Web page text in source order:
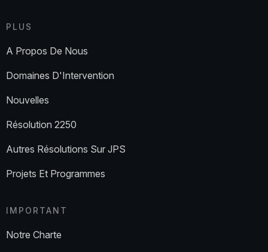
PLUS
A Propos De Nous
Domaines D'Intervention
Nouvelles
Résolution 2250
Autres Résolutions Sur JPS
Projets Et Programmes
IMPORTANT
Notre Charte